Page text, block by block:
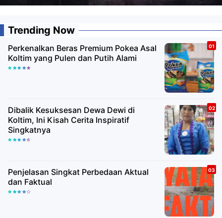
Trending Now
Perkenalkan Beras Premium Pokea Asal
Koltim yang Pulen dan Putih Alami
Dibalik Kesuksesan Dewa Dewi di
Koltim, Ini Kisah Cerita Inspiratif
Singkatnya
Penjelasan Singkat Perbedaan Aktual
dan Faktual